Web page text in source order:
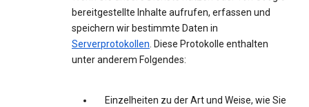
bereitgestellte Inhalte aufrufen, erfassen und
speichern wir bestimmte Daten in
Serverprotokollen. Diese Protokolle enthalten
unter anderem Folgendes:
Einzelheiten zu der Art und Weise, wie Sie